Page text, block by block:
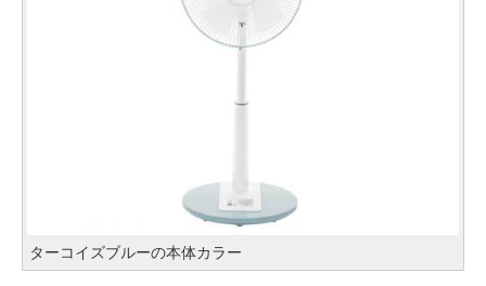
ターコイズブルーの本体カラー